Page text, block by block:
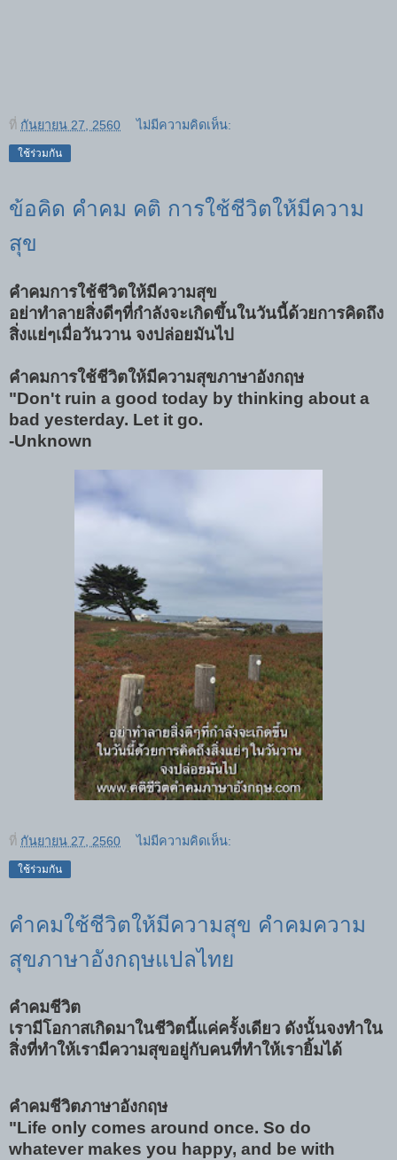
ที่ กันยายน 27, 2560 ไม่มีความคิดเห็น:
ใช้ร่วมกัน
ข้อคิด คำคม คติ การใช้ชีวิตให้มีความ
สุข
คำคมการใช้ชีวิตให้มีความสุข
อย่าทำลายสิ่งดีๆที่กำลังจะเกิดขึ้นในวันนี้ด้วยการคิดถึง
สิ่งแย่ๆเมื่อวันวาน จงปล่อยมันไป
คำคมการใช้ชีวิตให้มีความสุขภาษาอังกฤษ
"Don't ruin a good today by thinking about a
bad yesterday. Let it go.
-Unknown
ที่ กันยายน 27, 2560 ไม่มีความคิดเห็น:
ใช้ร่วมกัน
คำคมใช้ชีวิตให้มีความสุข คำคมความ
สุขภาษาอังกฤษแปลไทย
คำคมชีวิต
เรามีโอกาสเกิดมาในชีวิตนี้แค่ครั้งเดียว ดังนั้นจงทำใน
สิ่งที่ทำให้เรามีความสุขอยู่กับคนที่ทำให้เรายิ้มได้
คำคมชีวิตภาษาอังกฤษ
"Life only comes around once. So do
whatever makes you happy, and be with